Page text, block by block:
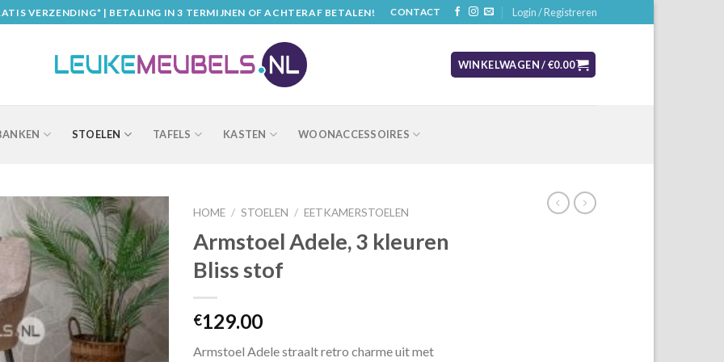
VERZENDING* | BETALING IN 3 TERMIJNEN OF ACHTERAF BETALEN! CONTACT Login / Registreren
WINKELWAGEN /€0.00
STOELEN TAFELS KASTEN WOONACCESSOIRES
HOME / STOELEN / EETKAMERSTOELEN
Armstoel Adele, 3 kleuren
Bliss stof
€129.00
Armstoel Adele straalt retro charme uit met